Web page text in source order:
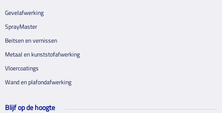
Gevelafwerking
SprayMaster
Beitsen en vernissen
Metaal en kunststofafwerking
Vloercoatings
Wand en plafondafwerking
Blijf op de hoogte